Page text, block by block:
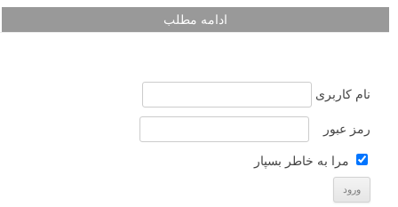
ادامه مطلب
نام کاربری
رمز عبور
مرا به خاطر بسپار